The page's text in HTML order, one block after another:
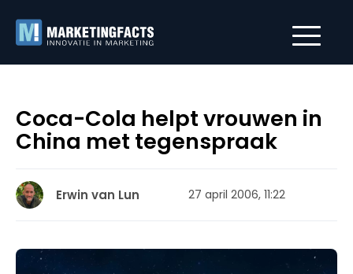
Coca-Cola helpt vrouwen in
China met tegenspraak
Erwin van Lun 27 april 2006, 11:22